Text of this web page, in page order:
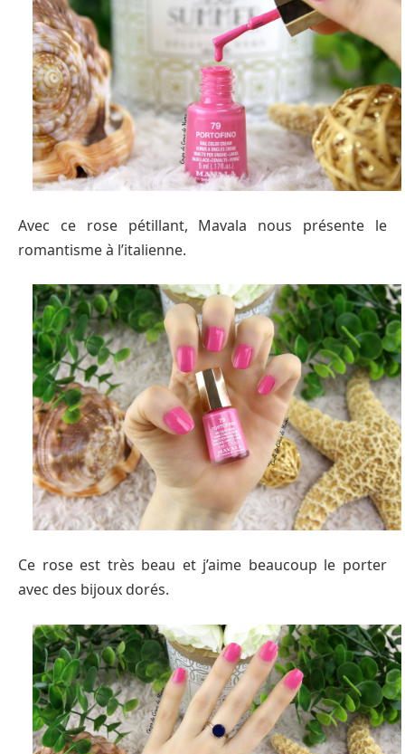
Avec ce rose pétillant, Mavala nous présente le
romantisme à l’italienne.
Ce rose est très beau et j’aime beaucoup le porter
avec des bijoux dorés.